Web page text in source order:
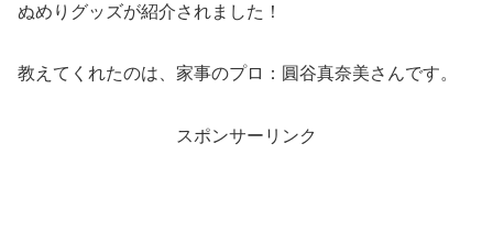
ぬめりグッズが紹介されました！
教えてくれたのは、家事のプロ：圓谷真奈美さんです。
スポンサーリンク